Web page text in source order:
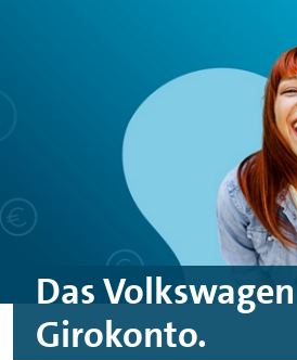
Spinge zu Hauptinhalten
Springe zu Footer
Das Volkswagen
Girokonto.